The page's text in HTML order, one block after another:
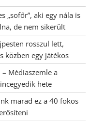
„sofőr”, aki egy nála is
de nem sikerült
rosszul lett,
közben egy játékos
Médiaszemle a
hete
marad ez a 40 fokos